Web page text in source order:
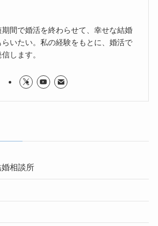
間で婚活を終わらせて、幸せな結婚
いたい。私の経験をもとに、婚活で
します。
相談所